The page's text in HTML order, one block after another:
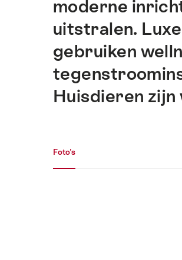
pagina.
moderne
uitstralen.
gebruiken
Huisdieren zijn
Foto's